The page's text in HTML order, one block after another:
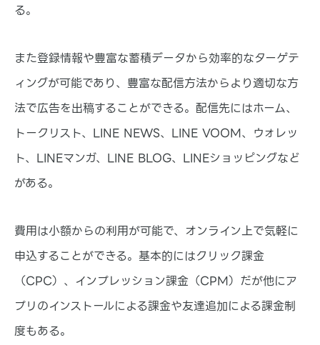
る。
また登録情報や豊富な蓄積データから効率的なターゲテ
ィングが可能であり、豊富な配信方法からより適切な方
法で広告を出稿することができる。配信先にはホーム、
トークリスト、LINE NEWS、LINE VOOM、ウォレッ
ト、LINEマンガ、LINE BLOG、LINEショッピングなど
がある。
費用は小額からの利用が可能で、オンライン上で気軽に
申込することができる。基本的にはクリック課金
（CPC）、インプレッション課金（CPM）だが他にア
プリのインストールによる課金や友達追加による課金制
度もある。